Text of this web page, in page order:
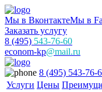
Мы в ВконтактеМы в
Заказать услугу
8 (495) 543-76-60
econom-kp@mail.ru
8 (495) 543-76-
Услуги Цены